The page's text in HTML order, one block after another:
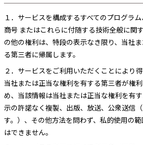
１． サービスを構成するすべてのプログラム
商号 またはこれらに付随する技術全般に関
の他の権利は、特段の表示なき限り、当社
る第三者に帰属します。
２． サービスをご利用いただくことにより得
当社または正当な権利を有する第三者が権
め、当該情報は当社または正当な権利を有
示の許諾なく複製、出版、放送、公衆送信
す。）、その他方法を問わず、私的使用の
はできません。